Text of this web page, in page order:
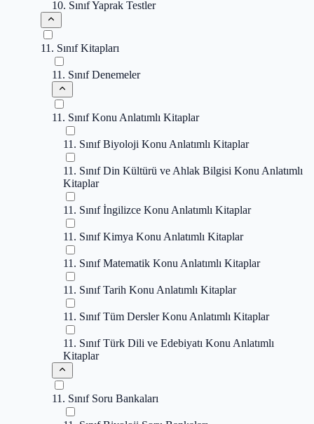
10. Sınıf Yaprak Testler
11. Sınıf Kitapları
11. Sınıf Denemeler
11. Sınıf Konu Anlatımlı Kitaplar
11. Sınıf Biyoloji Konu Anlatımlı Kitaplar
11. Sınıf Din Kültürü ve Ahlak Bilgisi Konu Anlatımlı
Kitaplar
11. Sınıf İngilizce Konu Anlatımlı Kitaplar
11. Sınıf Kimya Konu Anlatımlı Kitaplar
11. Sınıf Matematik Konu Anlatımlı Kitaplar
11. Sınıf Tarih Konu Anlatımlı Kitaplar
11. Sınıf Tüm Dersler Konu Anlatımlı Kitaplar
11. Sınıf Türk Dili ve Edebiyatı Konu Anlatımlı
Kitaplar
11. Sınıf Soru Bankaları